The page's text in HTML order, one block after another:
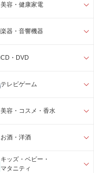
美容・健康家電
楽器・音響機器
CD・DVD
テレビゲーム
美容・コスメ・香水
お酒・洋酒
キッズ・ベビー・
マタニティ